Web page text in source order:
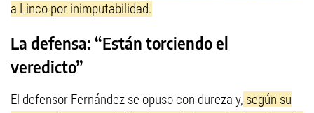
a Linco por inimputabilidad.
La defensa: “Están torciendo el
veredicto”
El defensor Fernández se opuso con dureza y, según su